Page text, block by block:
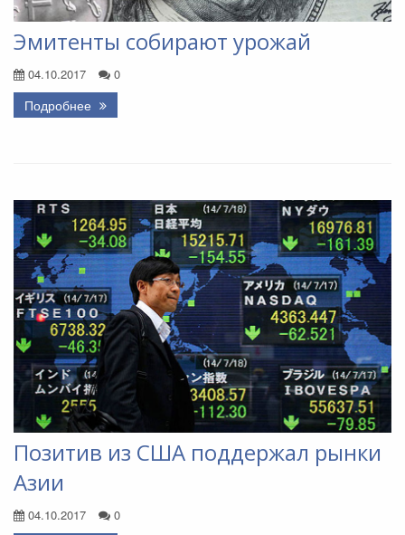
Эмитенты собирают урожай
04.10.2017 0
Подробнее
Позитив из США поддержал рынки
Азии
04.10.2017 0